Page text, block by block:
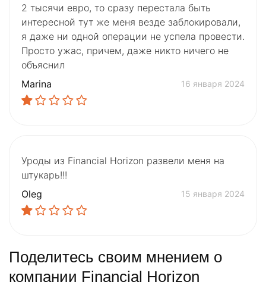
2 тысячи евро, то сразу перестала быть
интересной тут же меня везде заблокировали,
я даже ни одной операции не успела провести.
Просто ужас, причем, даже никто ничего не
объяснил
Marina
16 января 2024
Уроды из Financial Horizon развели меня на
штукарь!!!
Oleg
15 января 2024
Поделитесь своим мнением о
компании Financial Horizon